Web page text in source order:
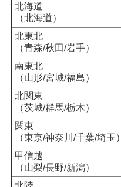
北海道
（北海道）
北東北
（青森/秋田/岩手）
南東北
（山形/宮城/福島）
北関東
（茨城/群馬/栃木）
関東
（東京/神奈川/千葉/埼玉）
甲信越
（山梨/長野/新潟）